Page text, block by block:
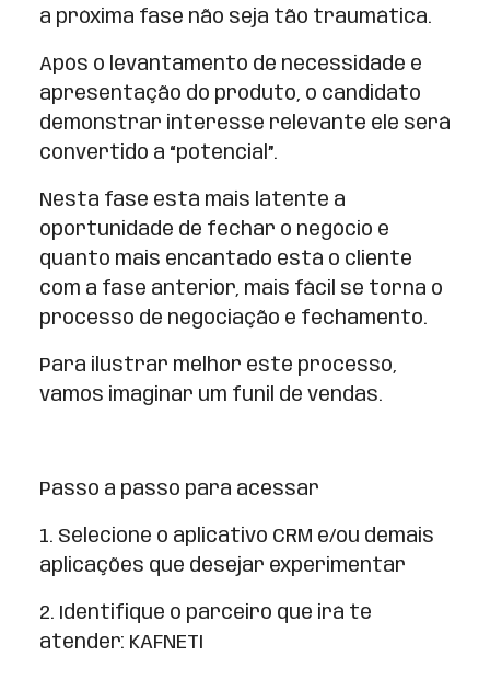
a próxima fase não seja tão traumática.
Após o levantamento de necessidade e
apresentação do produto, o candidato
demonstrar interesse relevante ele será
convertido a “potencial”.
Nesta fase está mais latente a
oportunidade de fechar o negócio e
quanto mais encantado está o cliente
com a fase anterior, mais fácil se torna o
processo de negociação e fechamento.
Para ilustrar melhor este processo,
vamos imaginar um funil de vendas.
Passo a passo para acessar
1. Selecione o aplicativo CRM e/ou demais
aplicações que desejar experimentar
2. Identifique o parceiro que irá te
atender: KAFNETI